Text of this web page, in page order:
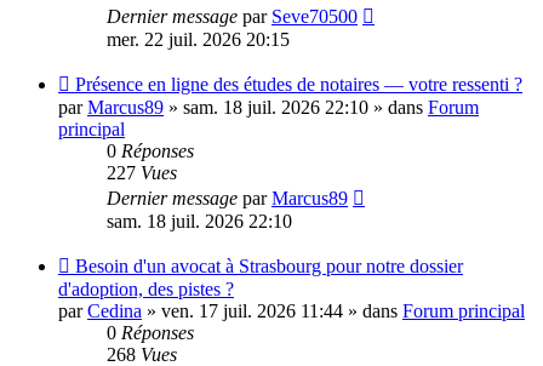
Dernier message par Seve70500
mer. 22 juil. 2026 20:15
Nouveau
message
Présence en ligne des études de notaires — votre ressenti ?
parMarcus89 » sam. 18 juil. 2026 22:10 » dans Forum
principal
0 Réponses
227 Vues
Dernier message parMarcus89
sam. 18 juil. 2026 22:10
Nouveau
message
Besoin d'un avocat à Strasbourg pour notre dossier
d'adoption, des pistes ?
parCedina » ven. 17 juil. 2026 11:44 » dans Forum principal
0 Réponses
268 Vues